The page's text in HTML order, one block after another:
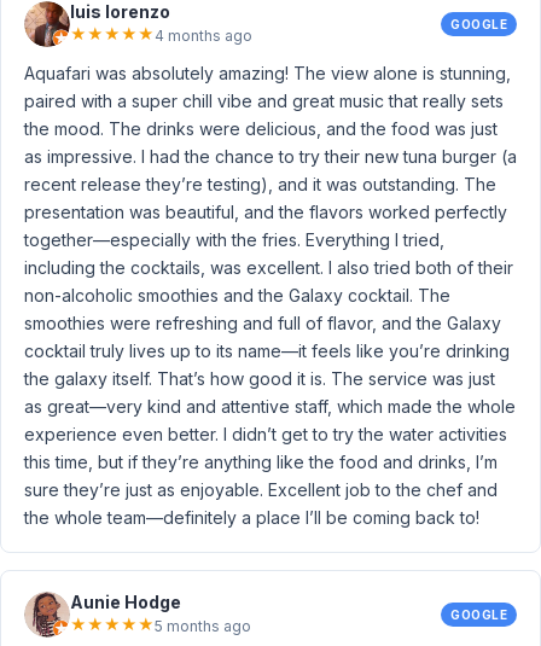
luis lorenzo
★★★★★ 4 months ago
GOOGLE
Aquafari was absolutely amazing! The view alone is stunning,
paired with a super chill vibe and great music that really sets
the mood. The drinks were delicious, and the food was just
as impressive. I had the chance to try their new tuna burger (a
recent release they’re testing), and it was outstanding. The
presentation was beautiful, and the flavors worked perfectly
together—especially with the fries. Everything I tried,
including the cocktails, was excellent. I also tried both of their
non-alcoholic smoothies and the Galaxy cocktail. The
smoothies were refreshing and full of flavor, and the Galaxy
cocktail truly lives up to its name—it feels like you’re drinking
the galaxy itself. That’s how good it is. The service was just
as great—very kind and attentive staff, which made the whole
experience even better. I didn’t get to try the water activities
this time, but if they’re anything like the food and drinks, I’m
sure they’re just as enjoyable. Excellent job to the chef and
the whole team—definitely a place I’ll be coming back to!
Aunie Hodge
★★★★★5 months ago
GOOGLE